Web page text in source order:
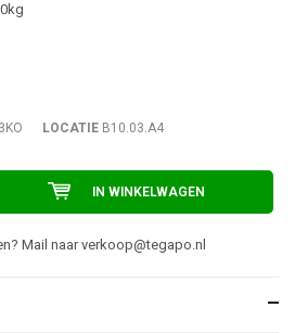
LOCATIE B10.03.A4
IN WINKELWAGEN
Mail naarverkoop@tegapo.nl